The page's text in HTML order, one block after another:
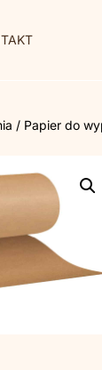
/ Papier do